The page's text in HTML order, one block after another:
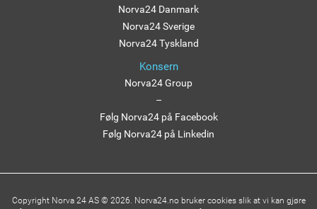
Norva24 Danmark
Norva24 Sverige
Norva24 Tyskland
Konsern
Norva24 Group
–
Følg Norva24 på Facebook
Følg Norva24 på Linkedin
Copyright Norva 24 AS © 2026. Norva24.no bruker cookies slik at vi kan gjøre